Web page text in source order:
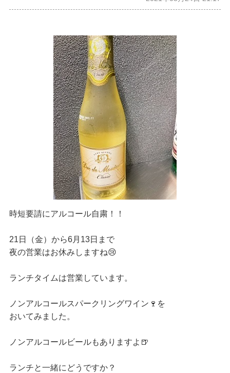
時短要請にアルコール自粛！！
21日（金）から6月13日まで
夜の営業はお休みしますね😢
ランチタイムは営業しています。
ノンアルコールスパークリングワイン🍷を
おいてみました。
ノンアルコールビールもありますよ🍺
ランチと一緒にどうですか？